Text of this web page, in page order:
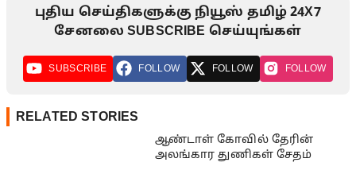
புதிய செய்திகளுக்கு நியூஸ் தமிழ் 24X7
சேனலை SUBSCRIBE செய்யுங்கள்
SUBSCRIBE FOLLOW FOLLOW FOLLOW
RELATED STORIES
ஆண்டாள் கோவில் தேரின்
அலங்கார துணிகள் சேதம்